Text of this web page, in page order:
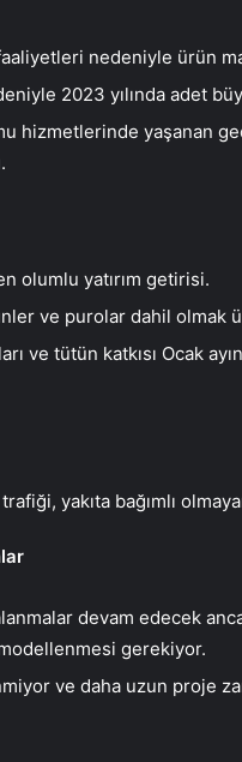
nedeniyle ürün
2023 yılında adet
hizmetlerinde yaşanan
olumlu yatırım getirisi.
ve purolar dahil olmak
ve tütün katkısı Ocak
yakıta bağımlı
devam edecek
gerekiyor.
ve daha uzun proje